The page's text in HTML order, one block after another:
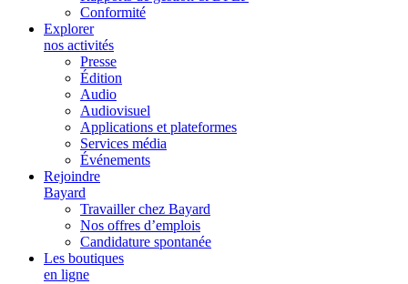
Conformité
Explorer
nos activités
Presse
Édition
Audio
Audiovisuel
Applications et plateformes
Services média
Événements
Rejoindre
Bayard
Travailler chez Bayard
Nos offres d’emplois
Candidature spontanée
Les boutiques
en ligne